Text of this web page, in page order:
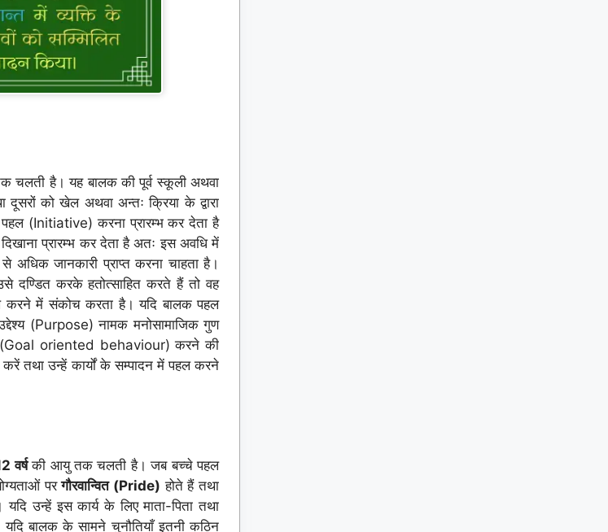
है। यह बालक की पूर्व स्कूली अथवा
को खेल अथवा अन्तः क्रिया के द्वारा
(Initiative) करना प्रारम्भ कर देता है
प्रारम्भ कर देता है अतः इस अवधि में
जानकारी प्राप्त करना चाहता है।
दण्डित करके हतोत्साहित करते हैं तो वह
करने में संकोच करता है। यदि बालक पहल
(Purpose) नामक मनोसामाजिक गुण
(Goal oriented behaviour) करने की
करें तथा उन्हें कार्यों के सम्पादन में पहल करने
वर्षकी आयु तक चलती है। जब बच्चे पहल
परगौरवान्वित (Pride) होते हैं तथा
उन्हें इस कार्य के लिए माता-पिता तथा
बालक के सामने चुनौतियाँ इतनी कठिन